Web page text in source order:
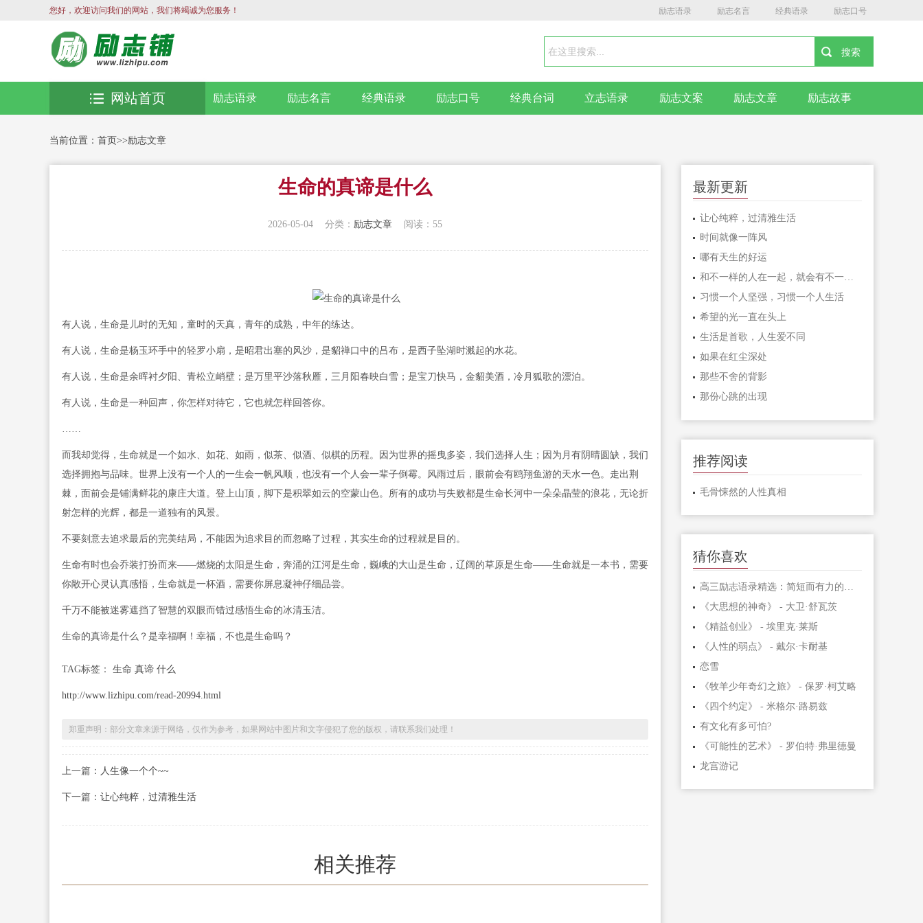
您好，欢迎访问我们的网站，我们将竭诚为您服务！ 励志语录 励志名言 经典语录 励志口号
励志语录 励志名言 经典语录 励志口号 经典台词 立志语录 励志文案 励志文章 励志故事
网站首页
当前位置： 首页>>励志文章
生命的真谛是什么
2026-05-04 分类： 励志文章 阅读：55
有人说，生命是儿时的无知，童时的天真，青年的成熟，中年的练达。
有人说，生命是杨玉环手中的轻罗小扇，是昭君出塞的风沙，是貂禅口中的吕布，是西子坠湖时溅起的水花。
有人说，生命是余晖衬夕阳、青松立峭壁；是万里平沙落秋雁，三月阳春映白雪；是宝刀快马，金貂美酒，冷月狐歌的漂泊。
有人说，生命是一种回声，你怎样对待它，它也就怎样回答你。
……
而我却觉得，生命就是一个如水、如花、如雨，似茶、似酒、似棋的历程。因为世界的摇曳多姿，我们选择人生；因为月有阴晴圆缺，我们
选择拥抱与品味。世界上没有一个人的一生会一帆风顺，也没有一个人会一辈子倒霉。风雨过后，眼前会有鸥翔鱼游的天水一色。走出荆
棘，面前会是铺满鲜花的康庄大道。登上山顶，脚下是积翠如云的空蒙山色。所有的成功与失败都是生命长河中一朵朵晶莹的浪花，无论折
射怎样的光辉，都是一道独有的风景。
不要刻意去追求最后的完美结局，不能因为追求目的而忽略了过程，其实生命的过程就是目的。
生命有时也会乔装打扮而来——燃烧的太阳是生命，奔涌的江河是生命，巍峨的大山是生命，辽阔的草原是生命——生命就是一本书，需要
你敞开心灵认真感悟，生命就是一杯酒，需要你屏息凝神仔细品尝。
千万不能被迷雾遮挡了智慧的双眼而错过感悟生命的冰清玉洁。
生命的真谛是什么？是幸福啊！幸福，不也是生命吗？
TAG标签： 生命 真谛 什么
http://www.lizhipu.com/read-20994.html
郑重声明：部分文章来源于网络，仅作为参考，如果网站中图片和文字侵犯了您的版权，请联系我们处理！
上一篇： 人生像一个个~~
下一篇： 让心纯粹，过清雅生活
相关推荐
最新更新
让心纯粹，过清雅生活
时间就像一阵风
哪有天生的好运
和不一样的人在一起，就会有不一样的人生
习惯一个人坚强，习惯一个人生活
希望的光一直在头上
生活是首歌，人生爱不同
如果在红尘深处
那些不舍的背影
那份心跳的出现
推荐阅读
毛骨悚然的人性真相
猜你喜欢
高三励志语录精选：简短而有力的激励句子
《大思想的神奇》 - 大卫·舒瓦茨
《精益创业》 - 埃里克·莱斯
《人性的弱点》 - 戴尔·卡耐基
恋雪
《牧羊少年奇幻之旅》 - 保罗·柯艾略
《四个约定》 - 米格尔·路易兹
有文化有多可怕?
《可能性的艺术》 - 罗伯特·弗里德曼
龙宫游记